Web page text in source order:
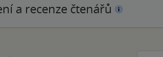
a recenze čtenářů